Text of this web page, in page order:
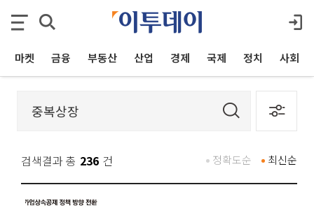
마켓 금융 부동산 산업 경제 국제 정치 사회
검색결과 총 236 건 최신순
정확도순